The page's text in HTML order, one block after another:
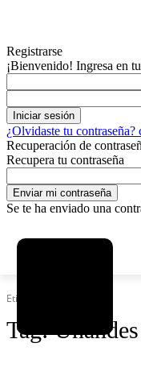
Registrarse
¡Bienvenido! Ingresa en
¿Olvidaste tu contraseña?
Recuperación de
Recupera tu contraseña
Se te ha enviado una
Etiquetas
Tag:Unandes